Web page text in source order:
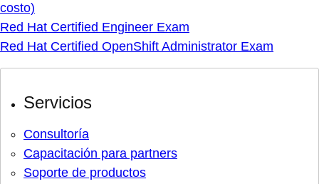
costo)
Red Hat Certified Engineer Exam
Red Hat Certified OpenShift Administrator Exam
Servicios
Consultoría
Capacitación para partners
Soporte de productos